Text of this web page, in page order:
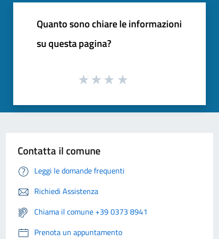
Quanto sono chiare le informazioni
su questa pagina?
Contatta il comune
Leggi le domande frequenti
Richiedi Assistenza
Chiama il comune +39 0373 8941
Prenota un appuntamento